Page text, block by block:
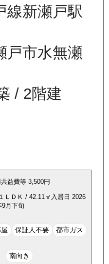
線新瀬戸駅
戸市水無瀬
/ 2階建
共益費等 3,500円
ＬＤＫ / 42.11㎡ 入居日 2026
9月下旬
保証人不要 都市ガス
南向き